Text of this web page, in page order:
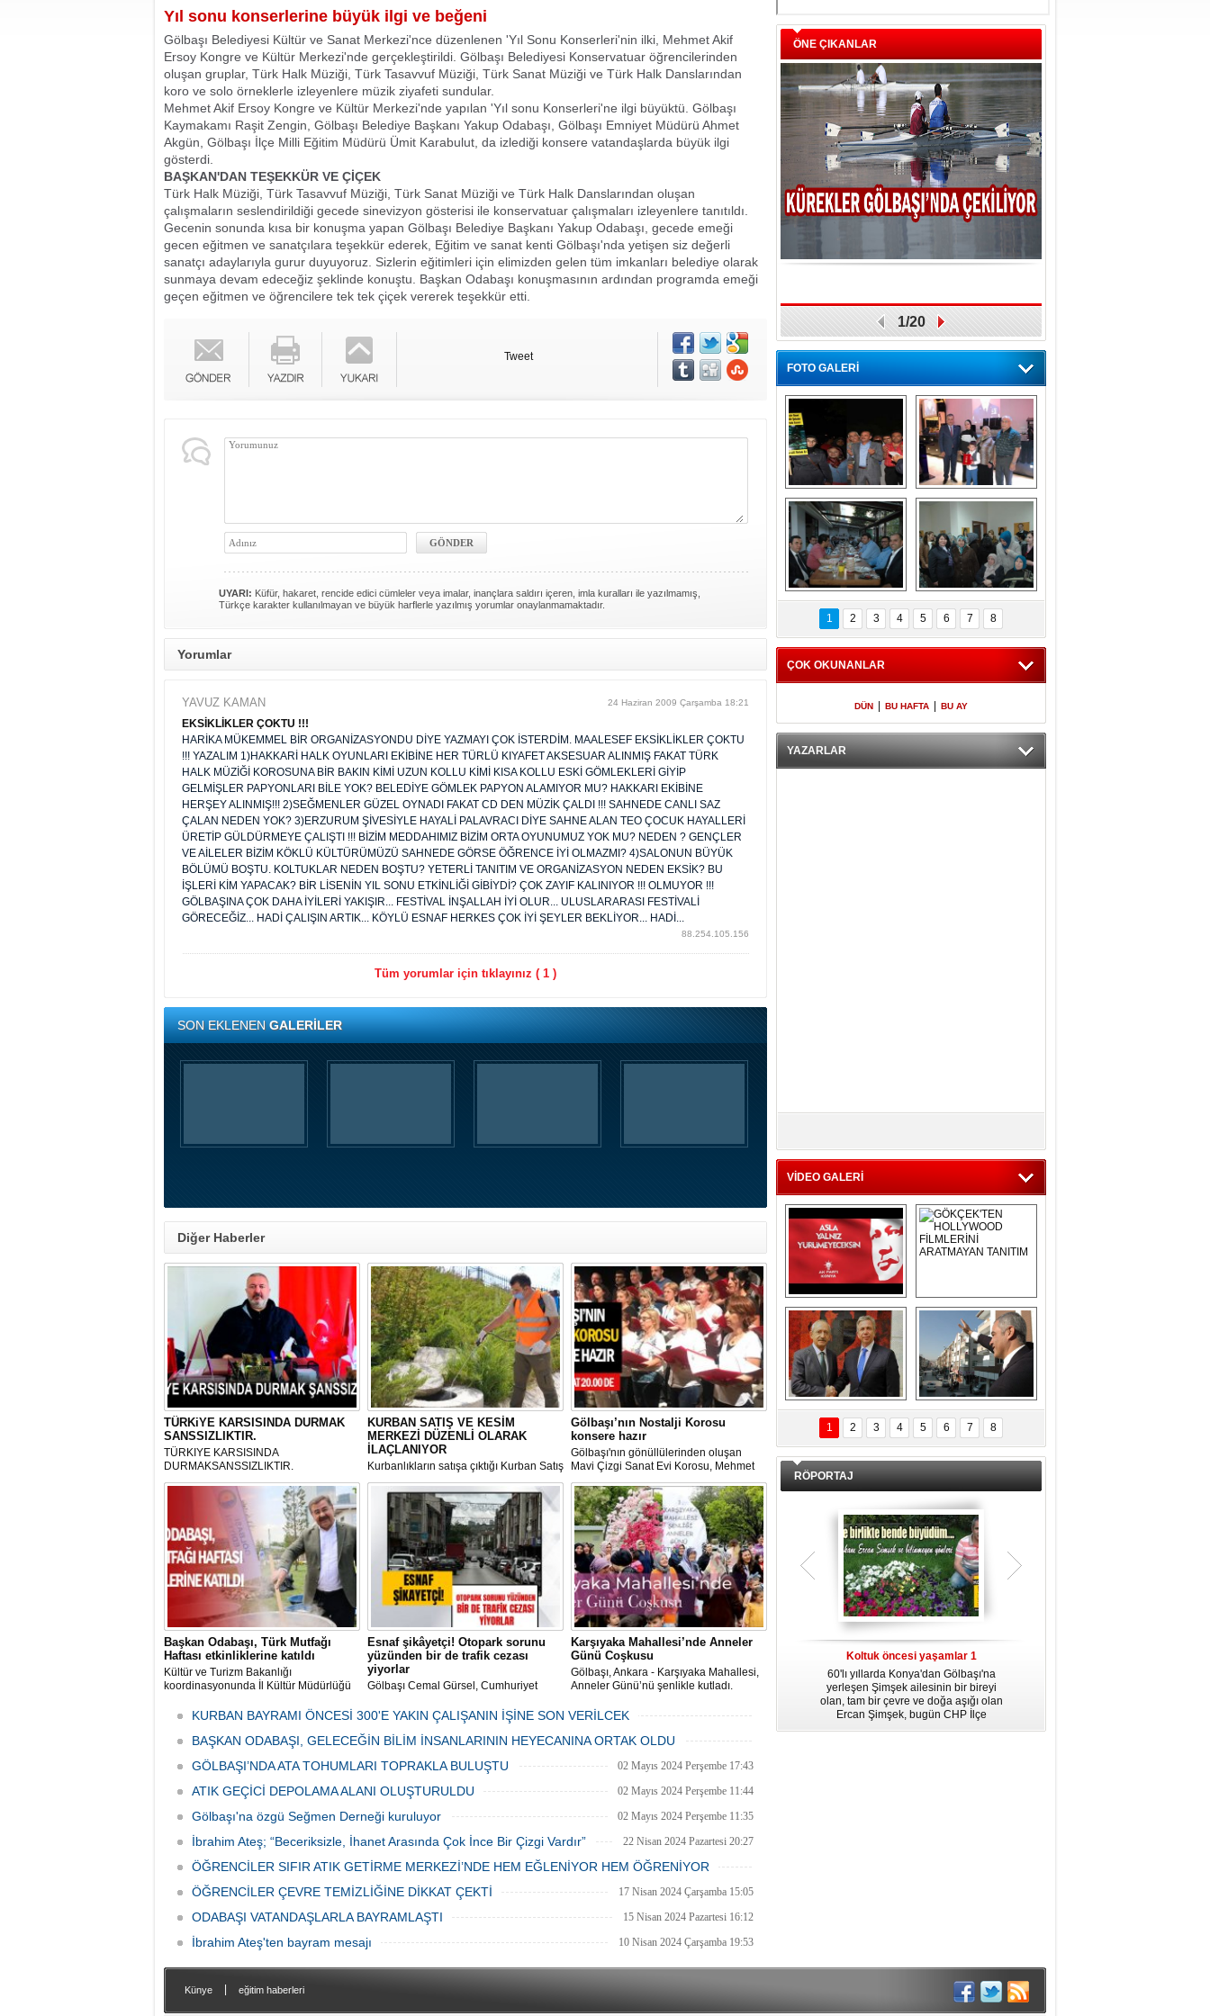
Yıl sonu konserlerine büyük ilgi ve beğeni
Gölbaşı Belediyesi Kültür ve Sanat Merkezi'nce düzenlenen 'Yıl Sonu Konserleri'nin ilki, Mehmet Akif
Ersoy Kongre ve Kültür Merkezi'nde gerçekleştirildi. Gölbaşı Belediyesi Konservatuar öğrencilerinden
oluşan gruplar, Türk Halk Müziği, Türk Tasavvuf Müziği, Türk Sanat Müziği ve Türk Halk Danslarından
koro ve solo örneklerle izleyenlere müzik ziyafeti sundular.
Mehmet Akif Ersoy Kongre ve Kültür Merkezi'nde yapılan 'Yıl sonu Konserleri'ne ilgi büyüktü. Gölbaşı
Kaymakamı Raşit Zengin, Gölbaşı Belediye Başkanı Yakup Odabaşı, Gölbaşı Emniyet Müdürü Ahmet
Akgün, Gölbaşı İlçe Milli Eğitim Müdürü Ümit Karabulut, da izlediği konsere vatandaşlarda büyük ilgi
gösterdi.
BAŞKAN'DAN TEŞEKKÜR VE ÇİÇEK
Türk Halk Müziği, Türk Tasavvuf Müziği, Türk Sanat Müziği ve Türk Halk Danslarından oluşan
çalışmaların seslendirildiği gecede sinevizyon gösterisi ile konservatuar çalışmaları izleyenlere tanıtıldı.
Gecenin sonunda kısa bir konuşma yapan Gölbaşı Belediye Başkanı Yakup Odabaşı, gecede emeği
gecen eğitmen ve sanatçılara teşekkür ederek, Eğitim ve sanat kenti Gölbaşı'nda yetişen siz değerli
sanatçı adaylarıyla gurur duyuyoruz. Sizlerin eğitimleri için elimizden gelen tüm imkanları belediye olarak
sunmaya devam edeceğiz şeklinde konuştu. Başkan Odabaşı konuşmasının ardından programda emeği
geçen eğitmen ve öğrencilere tek tek çiçek vererek teşekkür etti.
Tweet
UYARI: Küfür, hakaret, rencide edici cümleler veya imalar, inançlara saldırı içeren, imla kuralları ile yazılmamış,
Türkçe karakter kullanılmayan ve büyük harflerle yazılmış yorumlar onaylanmamaktadır.
Yorumlar
YAVUZ KAMAN 24 Haziran 2009 Çarşamba 18:21
EKSİKLİKLER ÇOKTU !!!
HARİKA MÜKEMMEL BİR ORGANİZASYONDU DİYE YAZMAYI ÇOK İSTERDİM. MAALESEF EKSİKLİKLER ÇOKTU
!!! YAZALIM 1)HAKKARİ HALK OYUNLARI EKİBİNE HER TÜRLÜ KIYAFET AKSESUAR ALINMIŞ FAKAT TÜRK
HALK MÜZİĞİ KOROSUNA BİR BAKIN KİMİ UZUN KOLLU KİMİ KISA KOLLU ESKİ GÖMLEKLERİ GİYİP
GELMİŞLER PAPYONLARI BİLE YOK? BELEDİYE GÖMLEK PAPYON ALAMIYOR MU? HAKKARI EKİBİNE
HERŞEY ALINMIŞ!!! 2)SEĞMENLER GÜZEL OYNADI FAKAT CD DEN MÜZİK ÇALDI !!! SAHNEDE CANLI SAZ
ÇALAN NEDEN YOK? 3)ERZURUM ŞİVESİYLE HAYALİ PALAVRACI DİYE SAHNE ALAN TEO ÇOCUK HAYALLERİ
ÜRETİP GÜLDÜRMEYE ÇALIŞTI !!! BİZİM MEDDAHIMIZ BİZİM ORTA OYUNUMUZ YOK MU? NEDEN ? GENÇLER
VE AİLELER BİZİM KÖKLÜ KÜLTÜRÜMÜZÜ SAHNEDE GÖRSE ÖĞRENCE İYİ OLMAZMI? 4)SALONUN BÜYÜK
BÖLÜMÜ BOŞTU. KOLTUKLAR NEDEN BOŞTU? YETERLİ TANITIM VE ORGANİZASYON NEDEN EKSİK? BU
İŞLERİ KİM YAPACAK? BİR LİSENİN YIL SONU ETKİNLİĞİ GİBİYDİ? ÇOK ZAYIF KALINIYOR !!! OLMUYOR !!!
GÖLBAŞINA ÇOK DAHA İYİLERİ YAKIŞIR... FESTİVAL İNŞALLAH İYİ OLUR... ULUSLARARASI FESTİVALİ
GÖRECEĞİZ... HADİ ÇALIŞIN ARTIK... KÖYLÜ ESNAF HERKES ÇOK İYİ ŞEYLER BEKLİYOR... HADİ...
88.254.105.156
Tüm yorumlar için tıklayınız ( 1 )
SON EKLENENGALERİLER
Diğer Haberler
TÜRKiYE KARSISINDA DURMAK
SANSSIZLIKTIR.
TÜRKIYE KARSISINDA
DURMAKSANSSIZLIKTIR.
KURBAN SATIŞ VE KESİM
MERKEZİ DÜZENLİ OLARAK
İLAÇLANIYOR
Kurbanlıkların satışa çıktığı Kurban Satış
ve Kesim Merkezi, haşere ve
mikropların önüne geçilmesi amacıyla
her gün Gölbaşı Belediyesi ekipleri
tarafından düzenli olarak ilaçlanıyor.
Gölbaşı’nın Nostalji Korosu
konsere hazır
Gölbaşı'nın gönüllülerinden oluşan
Mavi Çizgi Sanat Evi Korosu, Mehmet
Akif Ersoy Kültür Merkezi’nde vereceği
konsere hızır.
Başkan Odabaşı, Türk Mutfağı
Haftası etkinliklerine katıldı
Kültür ve Turizm Bakanlığı
koordinasyonunda İl Kültür Müdürlüğü
Haftası" etkinlikleri Ankara'da devam
Esnaf şikâyetçi! Otopark sorunu
yüzünden bir de trafik cezası
yiyorlar
Gölbaşı Cemal Gürsel, Cumhuriyet
bulunan esnaf ve alışverişe gelen
vatandaşlar park cezaları yüzünden
canından bezdi.
Karşıyaka Mahallesi’nde Anneler
Günü Coşkusu
Gölbaşı, Ankara - Karşıyaka Mahallesi,
Anneler Günü’nü şenlikle kutladı.
öncülüğünde düzenlenen 1. Karşıyaka
KURBAN BAYRAMI ÖNCESİ 300'E YAKIN ÇALIŞANIN İŞİNE SON VERİLCEK
06 Mayıs 2024 Pazartesi 15:47
BAŞKAN ODABAŞI, GELECEĞİN BİLİM İNSANLARININ HEYECANINA ORTAK OLDU
06 Mayıs 2024 Pazartesi 15:31
GÖLBAŞI’NDA ATA TOHUMLARI TOPRAKLA BULUŞTU 02 Mayıs 2024 Perşembe 17:43
ATIK GEÇİCİ DEPOLAMA ALANI OLUŞTURULDU 02 Mayıs 2024 Perşembe 11:44
Gölbaşı'na özgü Seğmen Derneği kuruluyor 02 Mayıs 2024 Perşembe 11:35
İbrahim Ateş; “Beceriksizle, İhanet Arasında Çok İnce Bir Çizgi Vardır” 22 Nisan 2024 Pazartesi 20:27
ÖĞRENCİLER SIFIR ATIK GETİRME MERKEZİ’NDE HEM EĞLENİYOR HEM ÖĞRENİYOR
20 Nisan 2024 Cumartesi 15:26
ÖĞRENCİLER ÇEVRE TEMİZLİĞİNE DİKKAT ÇEKTİ 17 Nisan 2024 Çarşamba 15:05
ODABAŞI VATANDAŞLARLA BAYRAMLAŞTI 15 Nisan 2024 Pazartesi 16:12
İbrahim Ateş'ten bayram mesajı 10 Nisan 2024 Çarşamba 19:53
ÖNE ÇIKANLAR
1/20
FOTO GALERİ
Gölbaşı GAZZE
İÇİN YÜRÜDÜ
Kaymakamlıktan
iftar yemeği
Kaymakamlıktan
iftar yemeği
NERGÜL
YILDIRIM SEÇİM
BÜROSUNU AÇTI
1 2 3 4 5 6 7 8
ÇOK OKUNANLAR
DÜN BU HAFTA BU AY
YAZARLAR
VİDEO GALERİ
Asla Yalnız
Yürümeyeceksin
Uzun Adam
GÖKÇEK'TEN
HOLLYWOOD
FİLMLERİNİ
ARATMAYAN
TANITIM
DAL İÇERİ ZÜBÜK!
ERCAN ŞİMŞEK
GÖLBAŞI'NDA
KASIRGA ETKİSİ
YARATTI !
1 2 3 4 5 6 7 8
RÖPORTAJ
Koltuk öncesi yaşamlar 1
60'lı yıllarda Konya'dan Gölbaşı'na
yerleşen Şimşek ailesinin bir bireyi
olan, tam bir çevre ve doğa aşığı olan
Ercan Şimşek, bugün CHP İlçe
Başkanlığı yaptığı Gölbaşı'nda yaşam
Teşrik tekbiri nedir? Ne anlama gelir?
Künye eğitim haberleri